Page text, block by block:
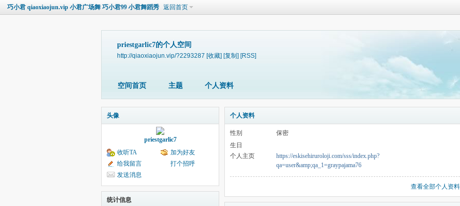
巧小君 qiaoxiaojun.vip 小君广场舞 巧小君99 小君舞蹈秀 返回首页
priestgarlic7的个人空间
http://qiaoxiaojun.vip/?2293287 [收藏] [复制] [RSS]
空间首页 主题 个人资料
头像
priestgarlic7
收听TA
加为好友
给我留言
打个招呼
发送消息
统计信息
个人资料
性别
保密
生日
个人主页
https://eskisehiruroloji.com/sss/index.php?
qa=user&amp;qa_1=graypajama76
查看全部个人资料